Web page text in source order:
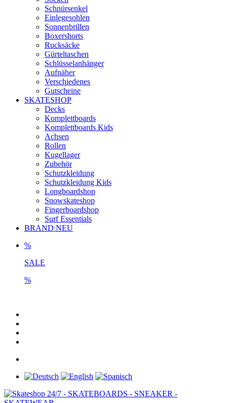
Schnürsenkel
Einlegesohlen
Sonnenbrillen
Boxershorts
Rucksäcke
Gürteltaschen
Schlüsselanhänger
Aufnäher
Verschiedenes
Gutscheine
SKATESHOP
Decks
Komplettboards
Komplettboards Kids
Achsen
Rollen
Kugellager
Zubehör
Schutzkleidung
Schutzkleidung Kids
Longboardshop
Snowskateshop
Fingerboardshop
Surf Essentials
BRAND:NEU
%
SALE
%